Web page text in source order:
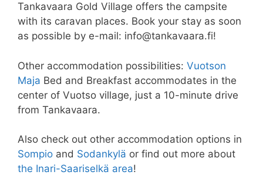
Tankavaara Gold Village offers the campsite
with its caravan places. Book your stay as soon
as possible by e-mail: info@tankavaara.fi!
Other accommodation possibilities: Vuotson
Maja Bed and Breakfast accommodates in the
center of Vuotso village, just a 10-minute drive
from Tankavaara.
Also check out other accommodation options in
Sompio and Sodankylä or find out more about
the Inari-Saariselkä area!